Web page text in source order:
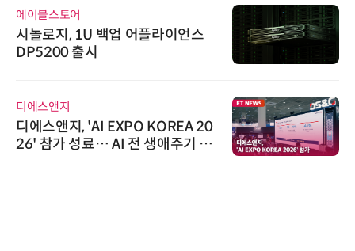
에이블스토어
시놀로지, 1U 백업 어플라이언스
DP5200 출시
디에스앤지
디에스앤지, 'AI EXPO KOREA 20
26' 참가 성료… AI 전 생애주기 아